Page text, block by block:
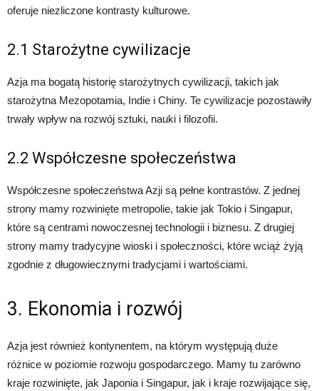
oferuje niezliczone kontrasty kulturowe.
2.1 Starożytne cywilizacje
Azja ma bogatą historię starożytnych cywilizacji, takich jak
starożytna Mezopotamia, Indie i Chiny. Te cywilizacje pozostawiły
trwały wpływ na rozwój sztuki, nauki i filozofii.
2.2 Współczesne społeczeństwa
Współczesne społeczeństwa Azji są pełne kontrastów. Z jednej
strony mamy rozwinięte metropolie, takie jak Tokio i Singapur,
które są centrami nowoczesnej technologii i biznesu. Z drugiej
strony mamy tradycyjne wioski i społeczności, które wciąż żyją
zgodnie z długowiecznymi tradycjami i wartościami.
3. Ekonomia i rozwój
Azja jest również kontynentem, na którym występują duże
różnice w poziomie rozwoju gospodarczego. Mamy tu zarówno
kraje rozwinięte, jak Japonia i Singapur, jak i kraje rozwijające się,